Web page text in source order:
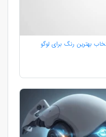
بهترین رنگ برای لوگو